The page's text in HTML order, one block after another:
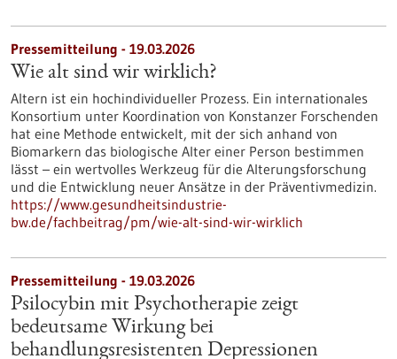
Pressemitteilung - 19.03.2026
Wie alt sind wir wirklich?
Altern ist ein hochindividueller Prozess. Ein internationales
Konsortium unter Koordination von Konstanzer Forschenden
hat eine Methode entwickelt, mit der sich anhand von
Biomarkern das biologische Alter einer Person bestimmen
lässt – ein wertvolles Werkzeug für die Alterungsforschung
und die Entwicklung neuer Ansätze in der Präventivmedizin.
https://www.gesundheitsindustrie-
bw.de/fachbeitrag/pm/wie-alt-sind-wir-wirklich
Pressemitteilung - 19.03.2026
Psilocybin mit Psychotherapie zeigt
bedeutsame Wirkung bei
behandlungsresistenten Depressionen